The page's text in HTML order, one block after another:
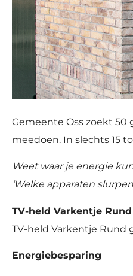
Gemeente Oss zoekt 50
meedoen. In slechts 15
Weet waar je energie
‘Welke apparaten
TV-held Varkentje Rund
TV-held Varkentje Rund
Energiebesparing